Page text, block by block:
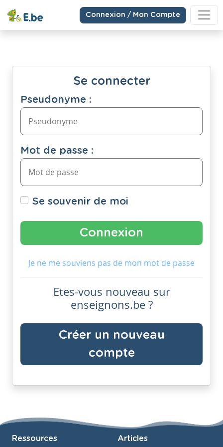
Connexion / Mon Compte
Se connecter
Pseudonyme :
Mot de passe :
Se souvenir de moi
Je ne me souviens pas de mon mot de passe
Etes-vous nouveau sur
enseignons.be ?
Créer un nouveau
compte
Ressources Articles